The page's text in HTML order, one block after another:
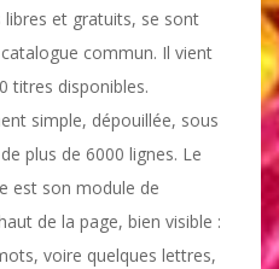
et gratuits, se sont
commun. Il vient
titres disponibles.
simple, dépouillée, sous
plus de 6000 lignes. Le
est son module de
de la page, bien visible :
voire quelques lettres,